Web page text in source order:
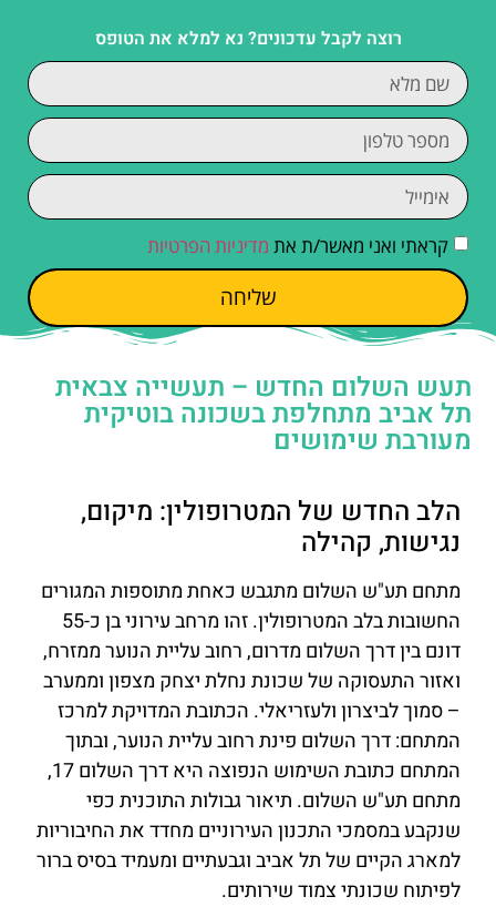
רוצה לקבל עדכונים? נא למלא את הטופס
קראתי ואני מאשר/ת את מדיניות הפרטיות
שליחה
תעש השלום החדש – תעשייה צבאית
תל אביב מתחלפת בשכונה בוטיקית
מעורבת שימושים
הלב החדש של המטרופולין: מיקום,
נגישות, קהילה
מתחם תע"ש השלום מתגבש כאחת מתוספות המגורים
החשובות בלב המטרופולין. זהו מרחב עירוני בן כ-55
דונם בין דרך השלום מדרום, רחוב עליית הנוער ממזרח,
ואזור התעסוקה של שכונת נחלת יצחק מצפון וממערב
– סמוך לביצרון ולעזריאלי. הכתובת המדויקת למרכז
המתחם: דרך השלום פינת רחוב עליית הנוער, ובתוך
המתחם כתובת השימוש הנפוצה היא דרך השלום 17,
מתחם תע"ש השלום. תיאור גבולות התוכנית כפי
שנקבע במסמכי התכנון העירוניים מחדד את החיבוריות
למארג הקיים של תל אביב וגבעתיים ומעמיד בסיס ברור
לפיתוח שכונתי צמוד שירותים.